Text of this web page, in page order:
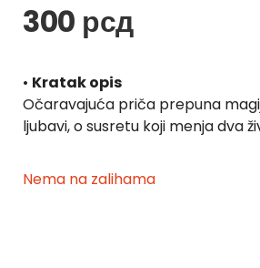
300 рсд
• Kratak opis
Očaravajuća priča prepuna
ljubavi, o susretu koji menja dva
Nema na zalihama